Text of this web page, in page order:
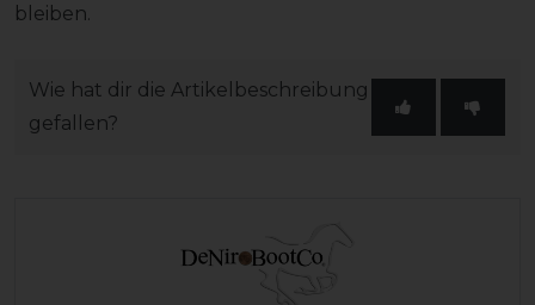
bleiben.
Wie hat dir die Artikelbeschreibung
gefallen?